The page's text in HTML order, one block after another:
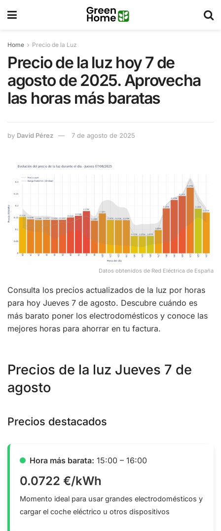
Home Precio de la Luz
Precio de la luz hoy 7 de
agosto de 2025. Aprovecha
las horas más baratas
by David Pérez 7 de agosto de 2025
Datos obtenidos de Red Eléctrica de España
Consulta los precios actualizados de la luz por horas
para hoy Jueves 7 de agosto. Descubre cuándo es
más barato poner los electrodomésticos y conoce las
mejores horas para ahorrar en tu factura.
Precios de la luz Jueves 7 de
agosto
Precios destacados
Hora más barata: 15:00 – 16:00
0.0722 €/kWh
Momento ideal para usar grandes electrodomésticos y
cargar el coche eléctrico u otros dispositivos